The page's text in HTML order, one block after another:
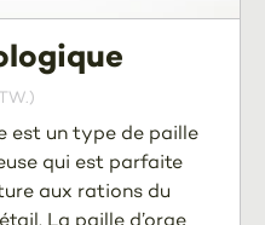
est un type de paille
qui est parfaite
aux rations du
La paille d’orge